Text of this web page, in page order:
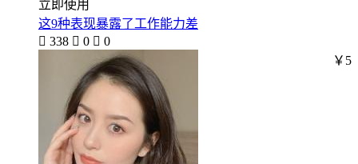
立即使用
这9种表现暴露了工作能力差
 338  0  0
￥5